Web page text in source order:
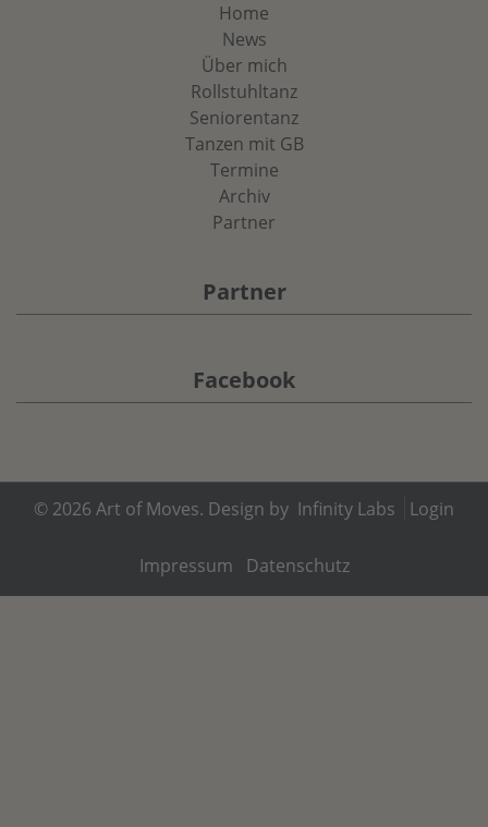
Home
News
Über mich
Rollstuhltanz
Seniorentanz
Tanzen mit GB
Termine
Archiv
Partner
Partner
Facebook
© 2026 Art of Moves. Design by Infinity Labs Login
Impressum Datenschutz